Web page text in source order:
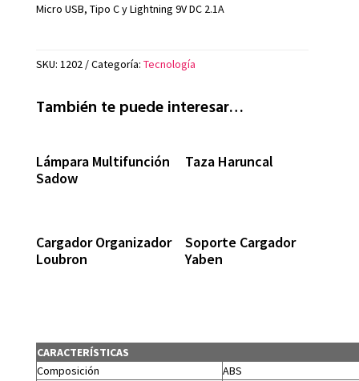
Micro USB, Tipo C y Lightning 9V DC 2.1A
SKU: 1202 Categoría: Tecnología
También te puede interesar…
Lámpara Multifunción
Sadow
Taza Haruncal
Cargador Organizador
Loubron
Soporte Cargador
Yaben
CARACTERÍSTICAS
Composición
ABS